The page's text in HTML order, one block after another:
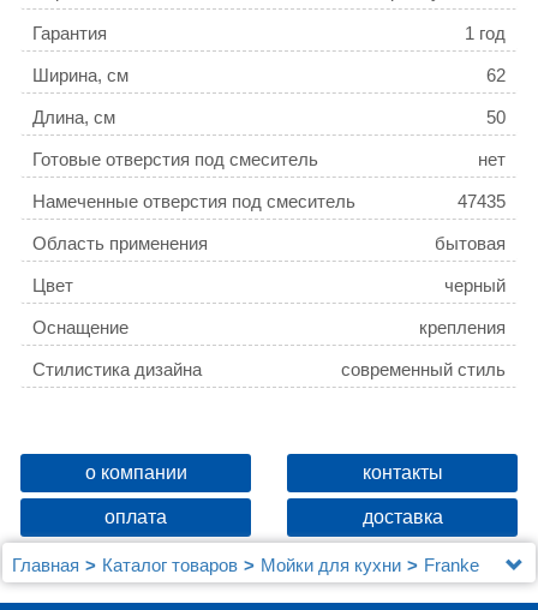
Гарантия 1 год
Ширина, см 62
Длина, см 50
Готовые отверстия под смеситель нет
Намеченные отверстия под смеситель 47435
Область применения бытовая
Цвет черный
Оснащение крепления
Стилистика дизайна современный стиль
о компании контакты
оплата доставка
Главная Каталог товаров Мойки для кухни
Franke
Комплект Мойка кухонная Franke Maris MRG 611С